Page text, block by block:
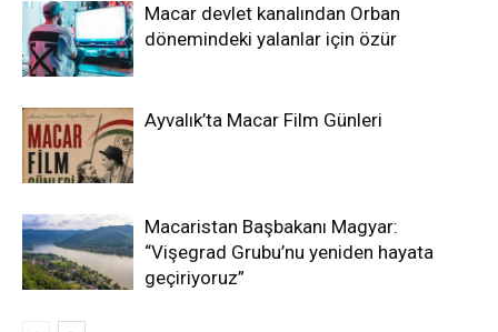
Macar devlet kanalından Orban
dönemindeki yalanlar için özür
Ayvalık’ta Macar Film Günleri
Macaristan Başbakanı Magyar:
“Vişegrad Grubu’nu yeniden hayata
geçiriyoruz”